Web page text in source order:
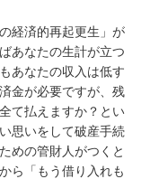
経済的再起更生」が
あなたの生計が立つ
あなたの収入は低す
金が必要ですが、残
て払えますか？とい
思いをして破産手続
めの管財人がつくと
ら「もう借り入れも